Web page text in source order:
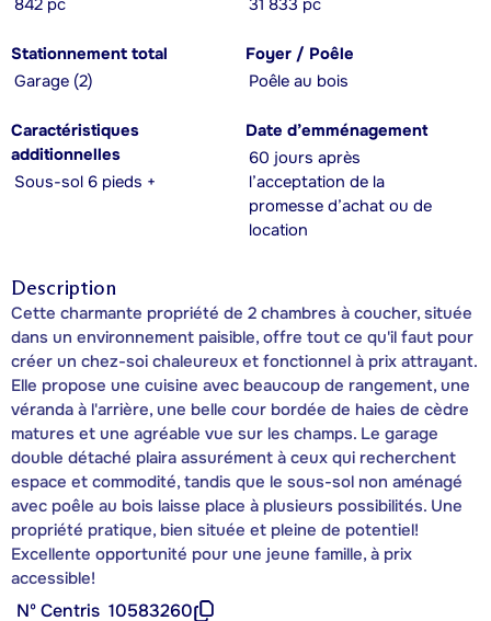
842 pc
31 833 pc
Stationnement total
Garage (2)
Foyer / Poêle
Poêle au bois
Caractéristiques
additionnelles
Sous-sol 6 pieds +
Date d’emménagement
60 jours après
l’acceptation de la
promesse d’achat ou de
location
Description
Cette charmante propriété de 2 chambres à coucher, située
dans un environnement paisible, offre tout ce qu'il faut pour
créer un chez-soi chaleureux et fonctionnel à prix attrayant.
Elle propose une cuisine avec beaucoup de rangement, une
véranda à l'arrière, une belle cour bordée de haies de cèdre
matures et une agréable vue sur les champs. Le garage
double détaché plaira assurément à ceux qui recherchent
espace et commodité, tandis que le sous-sol non aménagé
avec poêle au bois laisse place à plusieurs possibilités. Une
propriété pratique, bien située et pleine de potentiel!
Excellente opportunité pour une jeune famille, à prix
accessible!
Nº Centris 10583260